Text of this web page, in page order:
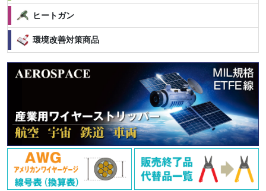
ヒートガン
環境改善対策商品